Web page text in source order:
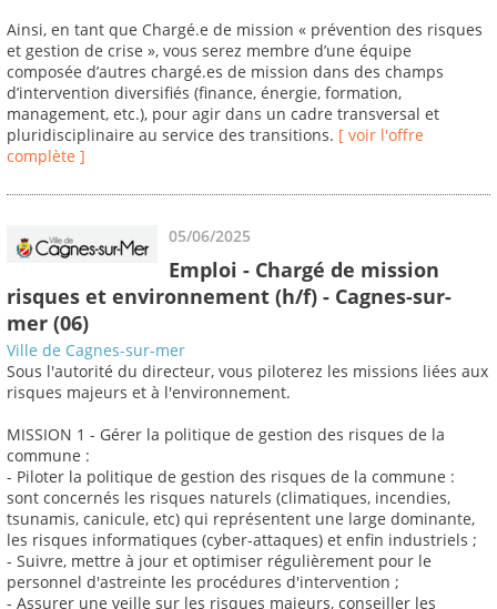
Ainsi, en tant que Chargé.e de mission « prévention des risques
et gestion de crise », vous serez membre d’une équipe
composée d’autres chargé.es de mission dans des champs
d’intervention diversifiés (finance, énergie, formation,
management, etc.), pour agir dans un cadre transversal et
pluridisciplinaire au service des transitions. [ voir l'offre
complète ]
05/06/2025
Emploi - Chargé de mission
risques et environnement (h/f) - Cagnes-sur-
mer (06)
Ville de Cagnes-sur-mer
Sous l'autorité du directeur, vous piloterez les missions liées aux
risques majeurs et à l'environnement.
MISSION 1 - Gérer la politique de gestion des risques de la
commune :
- Piloter la politique de gestion des risques de la commune :
sont concernés les risques naturels (climatiques, incendies,
tsunamis, canicule, etc) qui représentent une large dominante,
les risques informatiques (cyber-attaques) et enfin industriels ;
- Suivre, mettre à jour et optimiser régulièrement pour le
personnel d'astreinte les procédures d'intervention ;
- Assurer une veille sur les risques majeurs, conseiller les